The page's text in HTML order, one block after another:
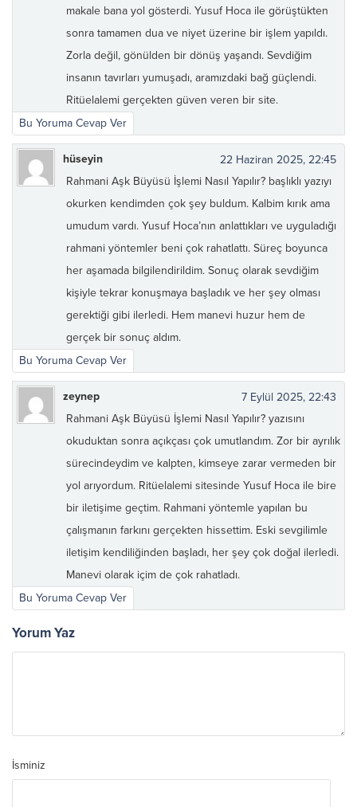
makale bana yol gösterdi. Yusuf Hoca ile görüştükten
sonra tamamen dua ve niyet üzerine bir işlem yapıldı.
Zorla değil, gönülden bir dönüş yaşandı. Sevdiğim
insanın tavırları yumuşadı, aramızdaki bağ güçlendi.
Ritüelalemi gerçekten güven veren bir site.
Bu Yoruma Cevap Ver
hüseyin
22 Haziran 2025, 22:45
Rahmani Aşk Büyüsü İşlemi Nasıl Yapılır? başlıklı yazıyı
okurken kendimden çok şey buldum. Kalbim kırık ama
umudum vardı. Yusuf Hoca’nın anlattıkları ve uyguladığı
rahmani yöntemler beni çok rahatlattı. Süreç boyunca
her aşamada bilgilendirildim. Sonuç olarak sevdiğim
kişiyle tekrar konuşmaya başladık ve her şey olması
gerektiği gibi ilerledi. Hem manevi huzur hem de
gerçek bir sonuç aldım.
Bu Yoruma Cevap Ver
zeynep
7 Eylül 2025, 22:43
Rahmani Aşk Büyüsü İşlemi Nasıl Yapılır? yazısını
okuduktan sonra açıkçası çok umutlandım. Zor bir ayrılık
sürecindeydim ve kalpten, kimseye zarar vermeden bir
yol arıyordum. Ritüelalemi sitesinde Yusuf Hoca ile bire
bir iletişime geçtim. Rahmani yöntemle yapılan bu
çalışmanın farkını gerçekten hissettim. Eski sevgilimle
iletişim kendiliğinden başladı, her şey çok doğal ilerledi.
Manevi olarak içim de çok rahatladı.
Bu Yoruma Cevap Ver
Yorum Yaz
İsminiz